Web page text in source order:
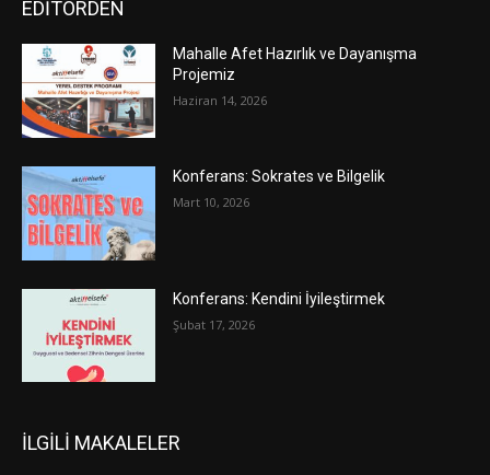
EDİTÖRDEN
Mahalle Afet Hazırlık ve Dayanışma
Projemiz
Haziran 14, 2026
Konferans: Sokrates ve Bilgelik
Mart 10, 2026
Konferans: Kendini İyileştirmek
Şubat 17, 2026
İLGİLİ MAKALELER